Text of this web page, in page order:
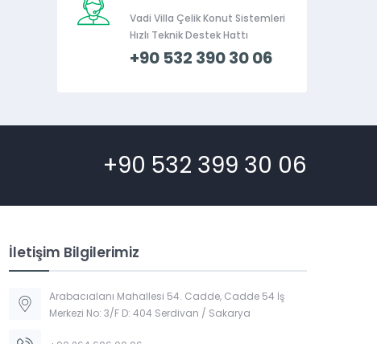
Vadi Villa Çelik Konut Sistemleri
Hızlı Teknik Destek Hattı
+90 532 390 30 06
+90 532 399 30 06
İletişim Bilgilerimiz
Arabacıalanı Mahallesi 54. Cadde, Cadde 54 İş
Merkezi No: 3/F D: 404 Serdivan / Sakarya